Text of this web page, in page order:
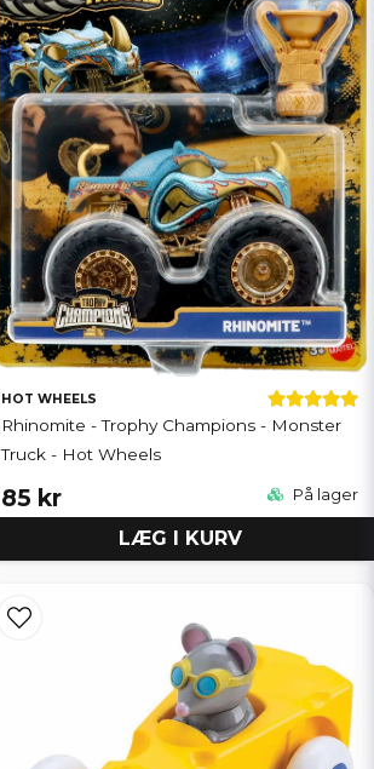
HOT WHEELS
Rhinomite - Trophy Champions - Monster
Truck - Hot Wheels
85 kr På lager
LÆG I KURV